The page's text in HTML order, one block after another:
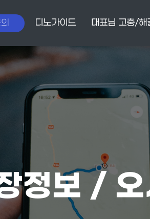
디노가이드 대표님 고충/해
정보 /